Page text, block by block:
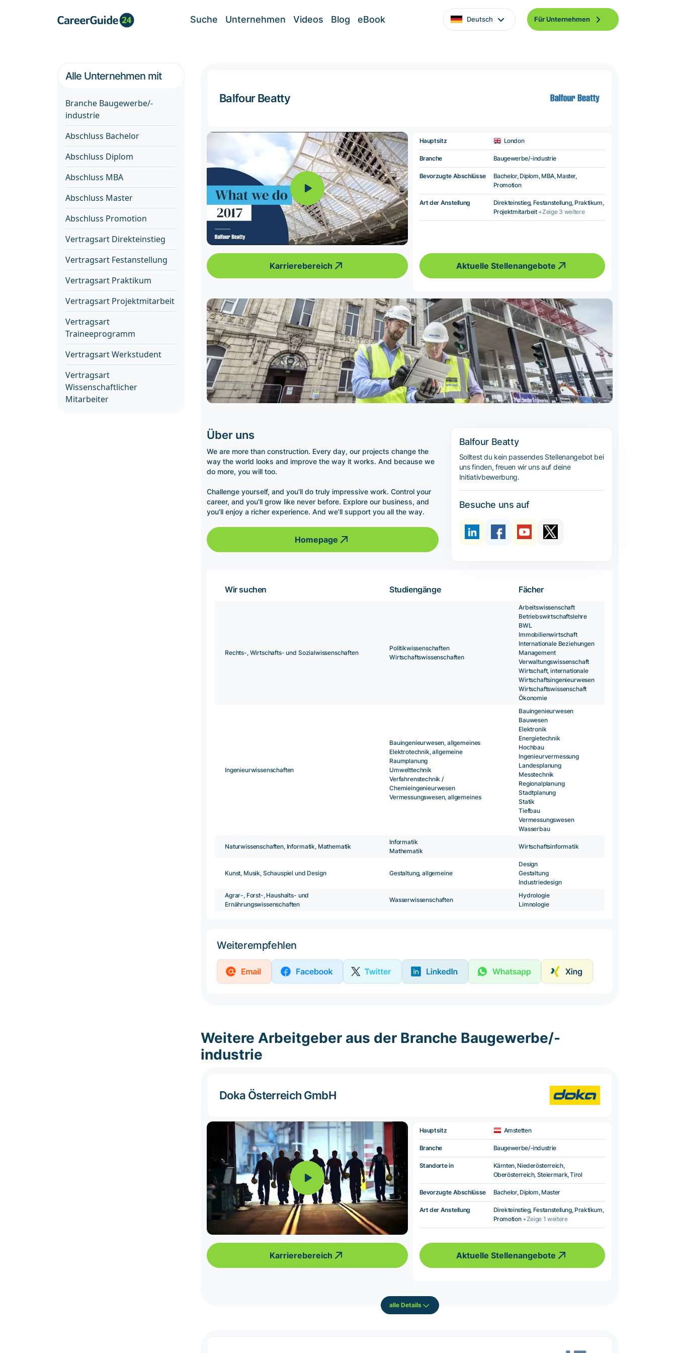
Suche Unternehmen Videos Blog eBook Deutsch Für Unternehmen
Alle Unternehmen mit
Branche Baugewerbe/-
industrie
Abschluss Bachelor
Abschluss Diplom
Abschluss MBA
Abschluss Master
Abschluss Promotion
Vertragsart Direkteinstieg
Vertragsart Festanstellung
Vertragsart Praktikum
Vertragsart Projektmitarbeit
Vertragsart
Traineeprogramm
Vertragsart Werkstudent
Vertragsart
Wissenschaftlicher
Mitarbeiter
Balfour Beatty
Karrierebereich
Hauptsitz London
Branche Baugewerbe/-industrie
Bevorzugte Abschlüsse
Bachelor, Diplom, MBA, Master,
Promotion
Art der Anstellung
Direkteinstieg, Festanstellung, Praktikum,
Projektmitarbeit +Zeige 3 weitere
Aktuelle Stellenangebote
Über uns
We are more than construction. Every day, our projects change the
way the world looks and improve the way it works. And because we
do more, you will too.
Challenge yourself, and you’ll do truly impressive work. Control your
career, and you’ll grow like never before. Explore our business, and
you’ll enjoy a richer experience. And we’ll support you all the way.
Homepage
Balfour Beatty
Solltest du kein passendes Stellenangebot bei
uns finden, freuen wir uns auf deine
Initiativbewerbung.
Besuche uns auf
Wir suchen Studiengänge Fächer
Rechts-, Wirtschafts- und Sozialwissenschaften
Politikwissenschaften
Wirtschaftswissenschaften
Arbeitswissenschaft
Betriebswirtschaftslehre
BWL
Immobilienwirtschaft
Internationale Beziehungen
Management
Verwaltungswissenschaft
Wirtschaft, internationale
Wirtschaftsingenieurwesen
Wirtschaftswissenschaft
Ökonomie
Ingenieurwissenschaften
Bauingenieurwesen, allgemeines
Elektrotechnik, allgemeine
Raumplanung
Umwelttechnik
Verfahrenstechnik /
Chemieingenieurwesen
Vermessungswesen, allgemeines
Bauingenieurwesen
Bauwesen
Elektronik
Energietechnik
Hochbau
Ingenieurvermessung
Landesplanung
Messtechnik
Regionalplanung
Stadtplanung
Statik
Tiefbau
Vermessungswesen
Wasserbau
Naturwissenschaften, Informatik, Mathematik
Informatik
Mathematik
Wirtschaftsinformatik
Kunst, Musik, Schauspiel und Design Gestaltung, allgemeine
Design
Gestaltung
Industriedesign
Agrar-, Forst-, Haushalts- und
Ernährungswissenschaften
Wasserwissenschaften
Hydrologie
Limnologie
Weiterempfehlen
Weitere Arbeitgeber aus der Branche Baugewerbe/-
industrie
Doka Österreich GmbH
Karrierebereich
Hauptsitz Amstetten
Branche Baugewerbe/-industrie
Standorte in
Kärnten, Niederösterreich,
Oberösterreich, Steiermark, Tirol
Bevorzugte Abschlüsse Bachelor, Diplom, Master
Art der Anstellung
Direkteinstieg, Festanstellung, Praktikum,
Promotion +Zeige 1 weitere
Aktuelle Stellenangebote
alle Details